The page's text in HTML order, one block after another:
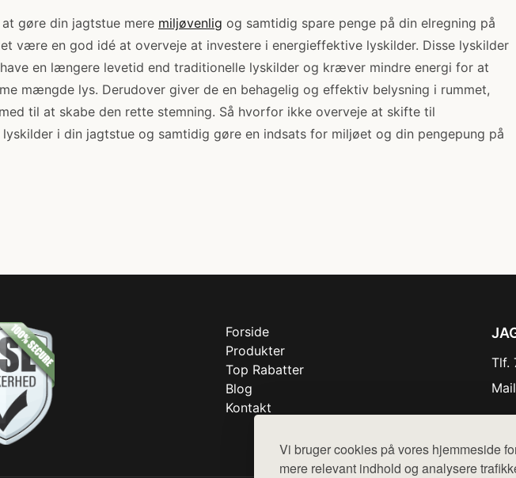
Vi bruger cookies på vores hjemmeside
mere relevant indhold og analysere
gøre din jagtstue mere miljøvenlig og samtidig spare penge på din elregning på
være en god idé at overveje at investere i energieffektive lyskilder. Disse lyskilder
en længere levetid end traditionelle lyskilder og kræver mindre energi for at
mængde lys. Derudover giver de en behagelig og effektiv belysning i rummet,
til at skabe den rette stemning. Så hvorfor ikke overveje at skifte til
i din jagtstue og samtidig gøre en indsats for miljøet og din pengepung på
Forside
Produkter
Top Rabatter
Blog
Kontakt
Tlf.